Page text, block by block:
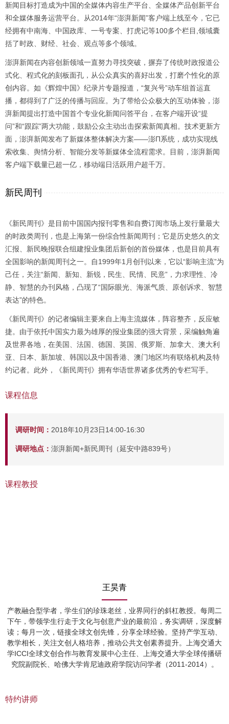
新闻目标打造成为中国的全媒体内容生产平台、全媒体产品创新平台
和全媒体服务运营平台。从2014年“澎湃新闻”客户端上线至今，它已
经拥有中南海、中国政库、一号专案、打虎记等100多个栏目,领域囊
括了时政、财经、社会、观点等多个领域。
澎湃新闻在内容创新领域一直努力寻找突破，摒弃了传统时政报道公
式化、程式化的刻板面孔，从公众真实的喜好出发，打磨个性化的原
创内容。如《辉煌中国》纪录片专题报道，“复兴号”动车组首运直
播，都得到了广泛的传播与回应。为了带给公众极大的互动体验，澎
湃新闻提出打造中国首个专业化新闻问答平台，在客户端开设“提
问”和“跟踪”两大功能，鼓励公众主动出击探索新闻真相。技术更新方
面，澎湃新闻发布了新媒体整体解决方案——澎Π系统，成功实现线
索收集、舆情分析、智能分发等新媒体全流程需求。目前，澎湃新闻
客户端下载量已超一亿，移动端日活跃用户超千万。
新民周刊
《新民周刊》是目前中国国内报刊零售和自费订阅市场上发行量最大
的时政类周刊，也是上海第一份综合性新闻周刊；它是历史悠久的文
汇报、新民晚报联合组建报业集团后新创的首份媒体，也是目前具有
全国影响的新闻周刊之一。自1999年1月创刊以来，它以“影响主流”为
己任，关注“新闻、新知、新锐，民生、民情、民意”，力求理性、冷
静、智慧的办刊风格，凸现了“国际眼光、海派气质、原创诉求、智慧
表达”的特色。
《新民周刊》的记者编辑主要来自上海主流媒体，阵容整齐，反应敏
捷。由于依托中国实力最为雄厚的报业集团的强大背景，采编触角遍
及世界各地，在美国、法国、德国、英国、俄罗斯、加拿大、澳大利
亚、日本、新加坡、韩国以及中国香港、澳门地区均有联络机构及特
约记者。此外，《新民周刊》拥有华语世界诸多优秀的专栏写手。
课程信息
调研时间： 2018年10月23日14:00-16:30
调研地点： 澎湃新闻+新民周刊（延安中路839号）
课程教授
王昊青
产教融合型学者，学生们的珍珠老丝，业界同行的斜杠教授。每周二
下午，带领学生行走于文化与创意产业的最前沿，务实调研，深度解
读；每月一次，链接全球文创先锋，分享全球经验。坚持产学互动、
教学相长，关注文创人格培养，推动公共文创素养提升。上海交通大
学ICCI全球文创合作与教育发展中心主任、上海交通大学全球传播研
究院副院长、哈佛大学肯尼迪政府学院访问学者（2011-2014）。
特约讲师